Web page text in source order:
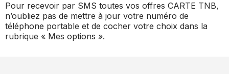
Pour recevoir par SMS toutes vos offres CARTE TNB,
n’oubliez pas de mettre à jour votre numéro de
téléphone portable et de cocher votre choix dans la
rubrique « Mes options ».